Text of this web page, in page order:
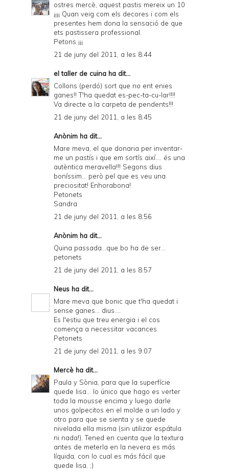
ostres mercè, aquest pastis mereix un 10
¡¡¡¡ Quan veig com els decores i com els
presentes hem dona la sensació de que
ets pastissera professional.
Petons ¡¡¡
21 de juny del 2011, a les 8:44
el taller de cuina ha dit...
Collons (perdó) sort que no ent enies
ganes!! T'ha quedat es-pec-ta-cu-lar!!!!
Va directe a la carpeta de pendents!!!
21 de juny del 2011, a les 8:45
Anònim ha dit...
Mare meva, el que donaria per inventar-
me un pastís i que em sortís així.... és una
autèntica meravella!!! Segons dius
boníssim... però pel que es veu una
preciositat! Enhorabona!
Petonets
Sandra
21 de juny del 2011, a les 8:56
Anònim ha dit...
Quina passada...que bo ha de ser...
petonets
21 de juny del 2011, a les 8:57
Neus ha dit...
Mare meva que bonic que t'ha quedat i
sense ganes... dius....
Es l'estiu que treu energia i el cos
comença a necessitar vacances.
Petonets
21 de juny del 2011, a les 9:07
Mercè ha dit...
Paula y Sònia, para que la superfície
quede lisa... lo único que hago es verter
toda la mousse encima y luego darle
unos golpecitos en el molde a un lado y
otro para que se sienta y se quede
nivelada ella misma (sin utilizar espátula
ni nada!). Tened en cuenta que la textura
antes de meterla en la nevera es más
líquida, con lo cual es más fácil que
quede lisa. ;)